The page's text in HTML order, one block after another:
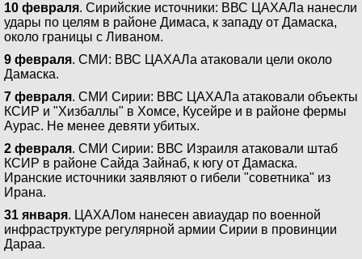
10 февраля. Сирийские источники: ВВС ЦАХАЛа нанесли
удары по целям в районе Димаса, к западу от Дамаска,
около границы с Ливаном.
9 февраля. СМИ: ВВС ЦАХАЛа атаковали цели около
Дамаска.
7 февраля. СМИ Сирии: ВВС ЦАХАЛа атаковали объекты
КСИР и "Хизбаллы" в Хомсе, Кусейре и в районе фермы
Аурас. Не менее девяти убитых.
2 февраля. СМИ Сирии: ВВС Израиля атаковали штаб
КСИР в районе Сайда Зайнаб, к югу от Дамаска.
Иранские источники заявляют о гибели "советника" из
Ирана.
31 января. ЦАХАЛом нанесен авиаудар по военной
инфраструктуре регулярной армии Сирии в провинции
Дараа.